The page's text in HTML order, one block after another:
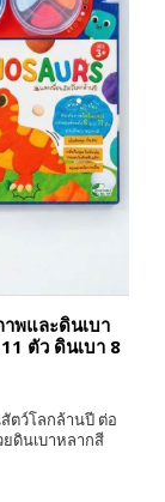
พและดินเบา
ตัว ดินเบา 8
ตว์โลกล้านปี ต่อ
ยดินเบาหลากสี